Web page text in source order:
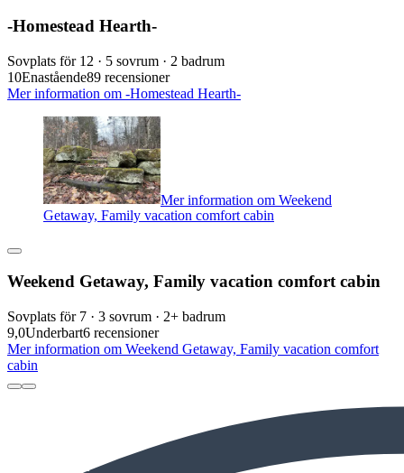
-Homestead Hearth-
Sovplats för 12 · 5 sovrum · 2 badrum
10Enastående89 recensioner
Mer information om -Homestead Hearth-
Mer information om Weekend
Getaway, Family vacation comfort cabin
Weekend Getaway, Family vacation comfort cabin
Sovplats för 7 · 3 sovrum · 2+ badrum
9,0Underbart6 recensioner
Mer information om Weekend Getaway, Family vacation comfort
cabin